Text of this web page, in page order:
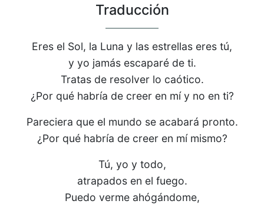
Traducción
Eres el Sol, la Luna y las estrellas eres tú,
y yo jamás escaparé de ti.
Tratas de resolver lo caótico.
¿Por qué habría de creer en mí y no en ti?
Pareciera que el mundo se acabará pronto.
¿Por qué habría de creer en mí mismo?
Tú, yo y todo,
atrapados en el fuego.
Puedo verme ahógándome,